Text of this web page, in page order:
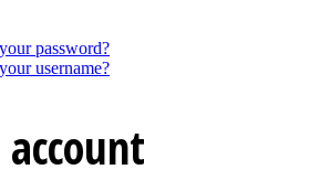
password?
username?